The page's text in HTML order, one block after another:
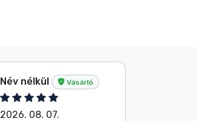
Név nélkül Vásárló
2026. 08. 07.